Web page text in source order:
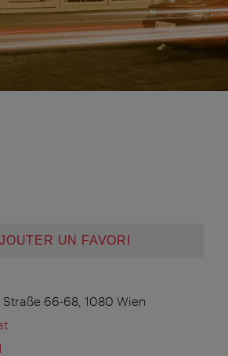
UN FAVORI
66-68, 1080 Wien